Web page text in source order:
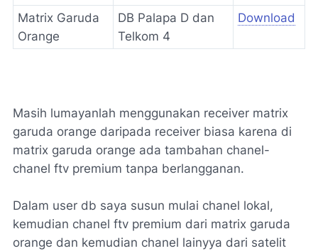
Matrix Garuda
Orange
DB Palapa D dan
Telkom 4
Download
Masih lumayanlah menggunakan receiver matrix
garuda orange daripada receiver biasa karena di
matrix garuda orange ada tambahan chanel-
chanel ftv premium tanpa berlangganan.
Dalam user db saya susun mulai chanel lokal,
kemudian chanel ftv premium dari matrix garuda
orange dan kemudian chanel lainyya dari satelit